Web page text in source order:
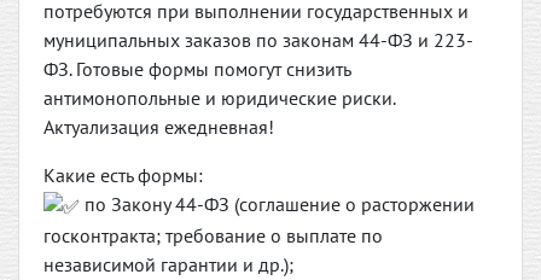
потребуются при выполнении государственных и
муниципальных заказов по законам 44-ФЗ и 223-
ФЗ. Готовые формы помогут снизить
антимонопольные и юридические риски.
Актуализация ежедневная!
Какие есть формы:
по Закону 44-ФЗ (соглашение о расторжении
госконтракта; требование о выплате по
независимой гарантии и др.);